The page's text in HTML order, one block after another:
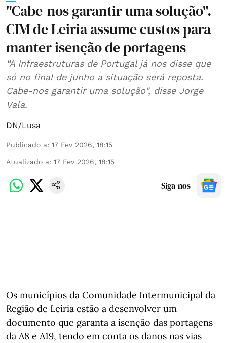
"Cabe-nos garantir uma solução".
CIM de Leiria assume custos para
manter isenção de portagens
“A Infraestruturas de Portugal já nos disse que
só no final de junho a situação será reposta.
Cabe-nos garantir uma solução", disse Jorge
Vala.
DN/Lusa
Publicado a: 17 Fev 2026, 18:15
Atualizado a: 17 Fev 2026, 18:15
Siga-nos
Os municípios da Comunidade Intermunicipal da
Região de Leiria estão a desenvolver um
documento que garanta a isenção das portagens
da A8 e A19, tendo em conta os danos nas vias